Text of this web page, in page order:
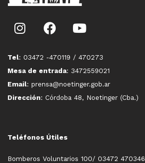
Tel: 03472 -470119 / 470273
Mesa de entrada: 3472559021
Email: prensa@noetinger.gob.ar
Dirección: Córdoba 48, Noetinger (Cba.)
Teléfonos Útiles
Bomberos Voluntarios 100/ 03472 470346